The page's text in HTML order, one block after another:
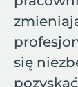
się